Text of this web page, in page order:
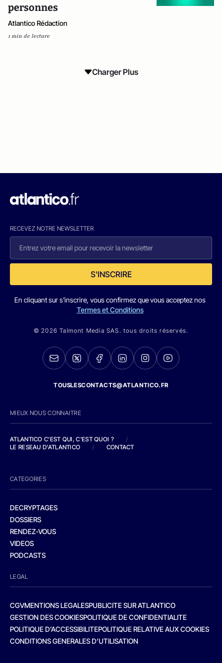
personnes
Atlantico Rédaction
1 min de lecture
Charger Plus
RECEVEZ NOTRE NEWSLETTER
S'INSCRIRE
En cliquant sur s'inscrire, vous confirmez que vous acceptez nos
Termes et Conditions
© 2026 Talmont Media SAS. tous droits réservés.
TOUSLESCONTACTS@ATLANTICO.FR
MIEUX NOUS CONNAITRE
ATLANTICO C'EST QUI, C'EST QUOI ?
/
LE RESEAU D'ATLANTICO
/ CONTACT
CATEGORIES
DECRYPTAGES
DOSSIERS
RENDEZ-VOUS
VIDEOS
PODCASTS
LEGAL
CGVMENTIONS LEGALESPUBLICITE SUR ATLANTICO
GESTION DES COOKIESPOLITIQUE DE CONFIDENTIALITE
POLITIQUE D’ACCESSIBILITEPOLITIQUE RELATIVE AUX COOKIES
CONDITIONS GENERALES D’UTILISATION